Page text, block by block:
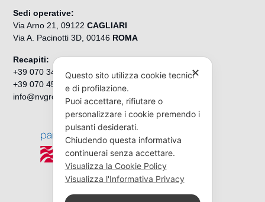
Sedi operative:
Via Arno 21, 09122CAGLIARI
Via A. Pacinotti 3D, 00146 ROMA
Recapiti:
+39 070 3495131
+39 070 4512271
info@nvgroup.it
✕
Questo sito utilizza cookie tecnici
e di profilazione.
Puoi accettare, rifiutare o
personalizzare i cookie premendo i
pulsanti desiderati.
Chiudendo questa informativa
continuerai senza accettare.
Visualizza la Cookie Policy
Visualizza l'Informativa Privacy